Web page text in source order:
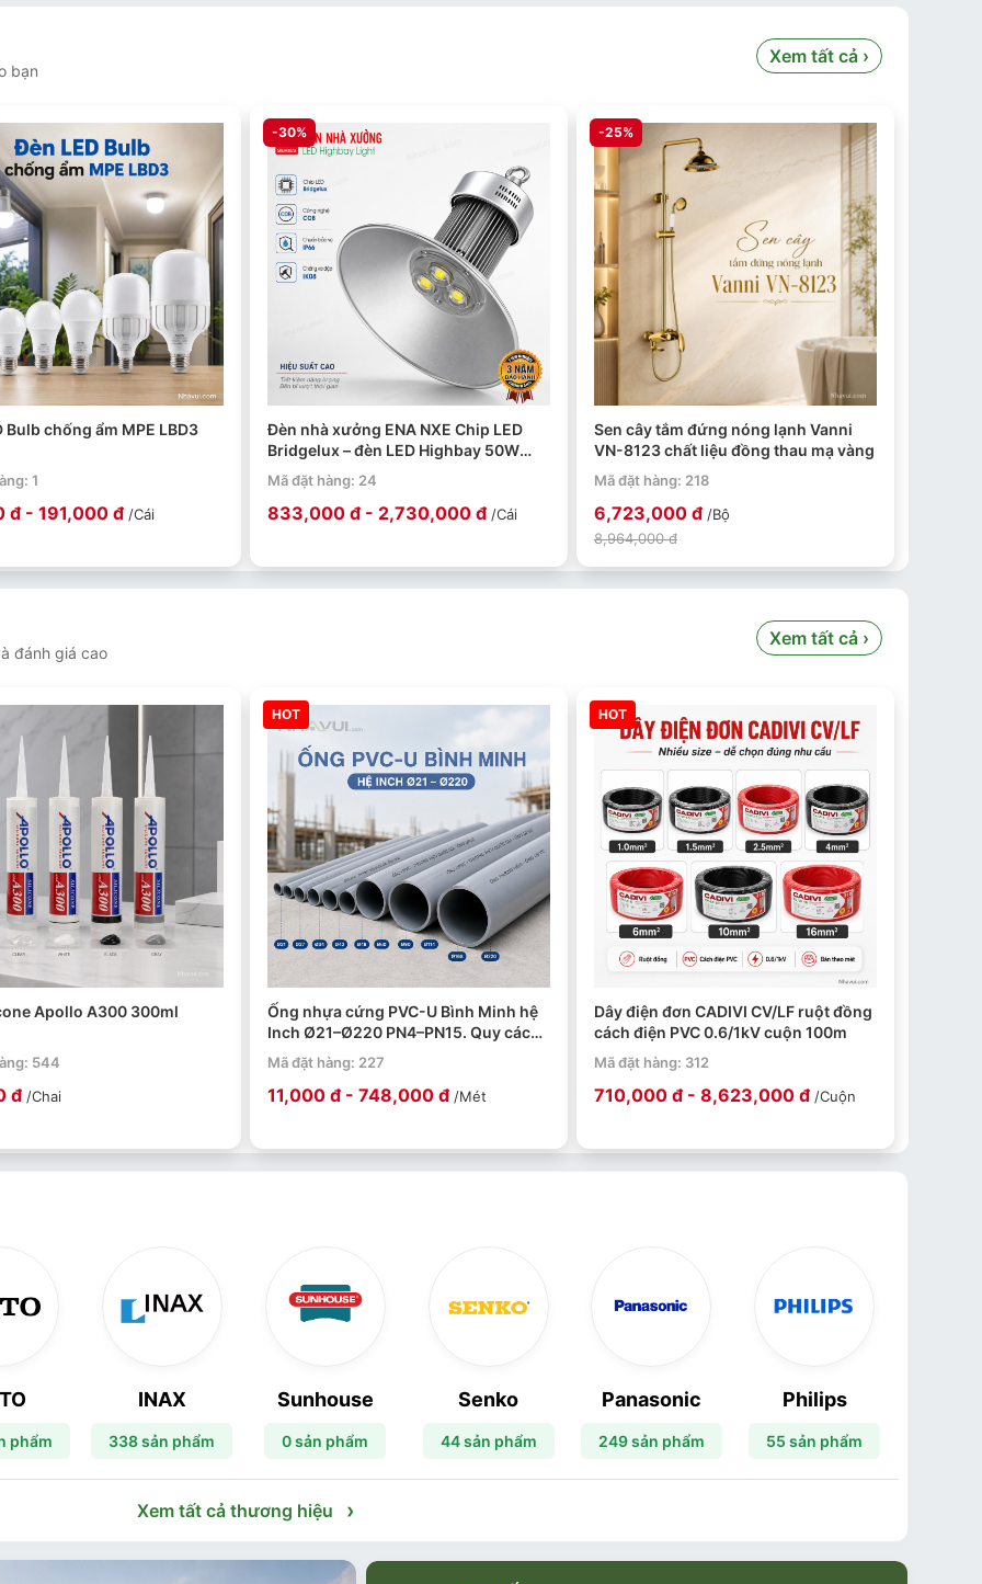
bạn
Xem tất cả ›
Bulb chống ẩm MPE LBD3
1
đ - 191,000 đ /Cái
-30%
Đèn nhà xưởng ENA NXE Chip LED
Bridgelux – đèn LED Highbay 50W
đến 250W
Mã đặt hàng: 24
833,000 đ - 2,730,000 đ /Cái
-25%
Sen cây tắm đứng nóng lạnh Vanni
VN-8123 chất liệu đồng thau mạ vàng
Mã đặt hàng: 218
6,723,000 đ /Bộ
8,964,000 đ
đánh giá cao
Xem tất cả ›
Apollo A300 300ml
544
đ /Chai
HOT
Ống nhựa cứng PVC-U Bình Minh hệ
Inch Ø21–Ø220 PN4–PN15. Quy cách
4m/ 1 ống.
Mã đặt hàng: 227
11,000 đ - 748,000 đ /Mét
HOT
Dây điện đơn CADIVI CV/LF ruột đồng
cách điện PVC 0.6/1kV cuộn 100m
Mã đặt hàng: 312
710,000 đ - 8,623,000 đ /Cuộn
phẩm
INAX
338 sản phẩm
Sunhouse
0 sản phẩm
Senko
44 sản phẩm
Panasonic
249 sản phẩm
Philips
55 sản phẩm
Xem tất cả thương hiệu ›